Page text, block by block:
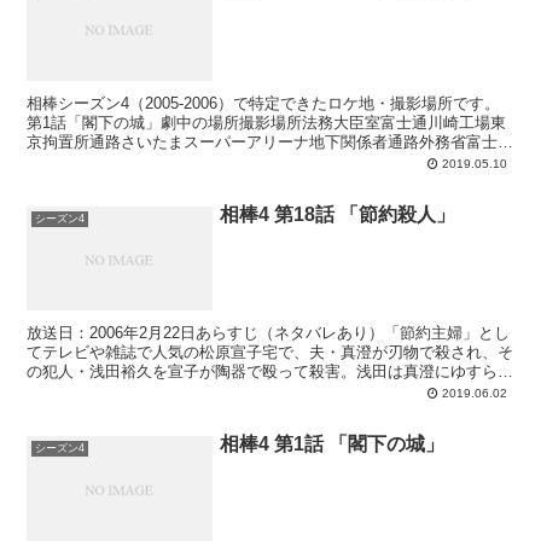
相棒シーズン4（2005-2006）で特定できたロケ地・撮影場所です。
第1話「閣下の城」劇中の場所撮影場所法務大臣室富士通川崎工場東
京拘置所通路さいたまスーパーアリーナ地下関係者通路外務省富士通
2019.05.10
シーズン4 相棒4 第18話 「節約殺人」
放送日：2006年2月22日あらすじ（ネタバレあり）「節約主婦」とし
てテレビや雑誌で人気の松原宣子宅で、夫・真澄が刃物で殺され、そ
の犯人・浅田裕久を宣子が陶器で殴って殺害。浅田は真澄にゆすられ
2019.06.02
シーズン4 相棒4 第1話 「閣下の城」